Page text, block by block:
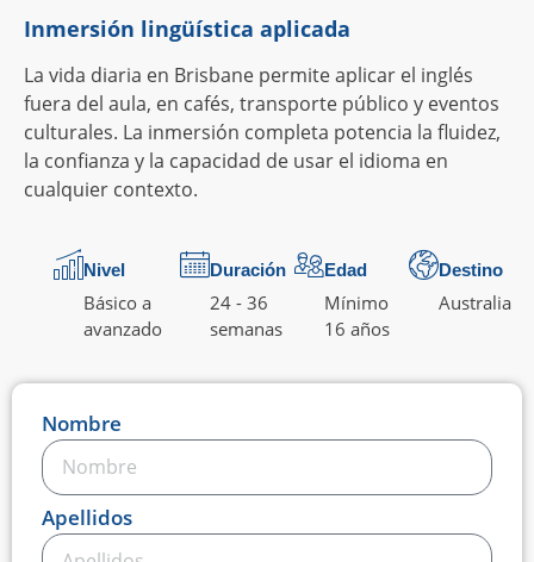
Inmersión lingüística aplicada
La vida diaria en Brisbane permite aplicar el inglés
fuera del aula, en cafés, transporte público y eventos
culturales. La inmersión completa potencia la fluidez,
la confianza y la capacidad de usar el idioma en
cualquier contexto.
Nivel
Básico a
avanzado
Duración
24 - 36
semanas
Edad
Mínimo
16 años
Destino
Australia
Nombre
Apellidos